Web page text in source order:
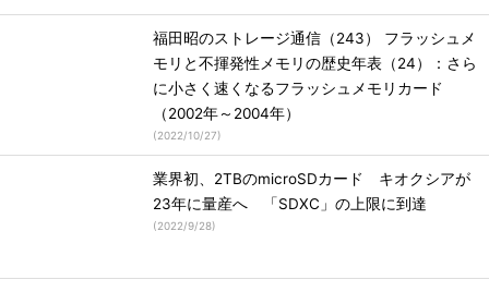
福田昭のストレージ通信（243） フラッシュメ
モリと不揮発性メモリの歴史年表（24）：さら
に小さく速くなるフラッシュメモリカード
（2002年～2004年）
(2022/10/27)
業界初、2TBのmicroSDカード キオクシアが
23年に量産へ 「SDXC」の上限に到達
(2022/9/28)